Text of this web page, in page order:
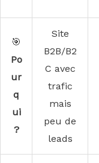
🎯
Po
ur
q
ui
?
Site
B2B/B2
C avec
trafic
mais
peu de
leads